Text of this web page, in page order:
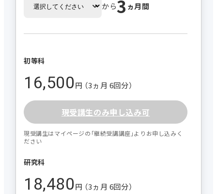
から3 ヵ月間
初等科
16,500円 （3ヵ月 6回分）
現受講生のみ申し込み可
現受講生はマイページの｢継続受講講座｣よりお申し込みく
ださい
研究科
18,480円 （3ヵ月 6回分）